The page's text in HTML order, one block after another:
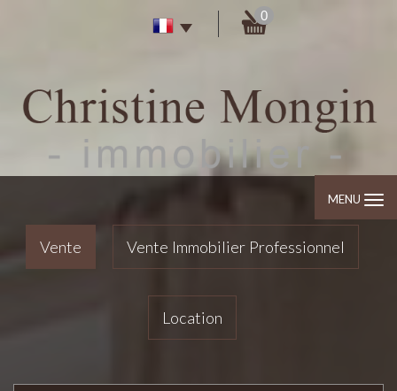
0
MENU
Vente Vente Immobilier Professionnel
Location